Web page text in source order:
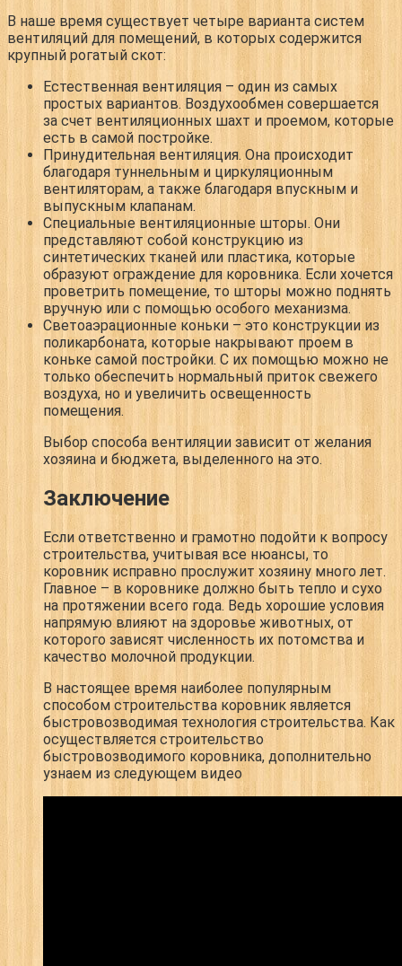
В наше время существует четыре варианта систем
вентиляций для помещений, в которых содержится
крупный рогатый скот:
Естественная вентиляция – один из самых
простых вариантов. Воздухообмен совершается
за счет вентиляционных шахт и проемом, которые
есть в самой постройке.
Принудительная вентиляция.Она происходит
благодаря туннельным и циркуляционным
вентиляторам, а также благодаря впускным и
выпускным клапанам.
Специальные вентиляционные шторы. Они
представляют собой конструкцию из
синтетических тканей или пластика, которые
образуют ограждение для коровника. Если хочется
проветрить помещение, то шторы можно поднять
вручную или с помощью особого механизма.
Светоаэрационные коньки – это конструкции из
поликарбоната, которые накрывают проем в
коньке самой постройки. С их помощью можно не
только обеспечить нормальный приток свежего
воздуха, но и увеличить освещенность
помещения.
Выбор способа вентиляции зависит от желания
хозяина и бюджета, выделенного на это.
Заключение
Если ответственно и грамотно подойти к вопросу
строительства, учитывая все нюансы, то
коровник исправно прослужит хозяину много лет.
Главное – в коровнике должно быть тепло и сухо
на протяжении всего года. Ведь хорошие условия
напрямую влияют на здоровье животных, от
которого зависят численность их потомства и
качество молочной продукции.
В настоящее время наиболее популярным
способом строительства коровник является
быстровозводимая технология строительства. Как
осуществляется строительство
быстровозводимого коровника, дополнительно
узнаем из следующем видео